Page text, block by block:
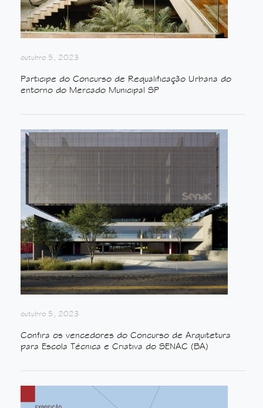
outubro 5, 2023
Participe do Concurso de Requalificação Urbana do
entorno do Mercado Municipal SP
outubro 5, 2023
Confira os vencedores do Concurso de Arquitetura
para Escola Técnica e Criativa do SENAC (BA)